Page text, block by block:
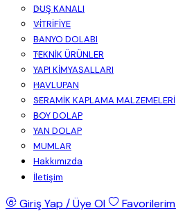
DUŞ KANALI
VİTRİFİYE
BANYO DOLABI
TEKNİK ÜRÜNLER
YAPI KİMYASALLARI
HAVLUPAN
SERAMİK KAPLAMA MALZEMELERİ
BOY DOLAP
YAN DOLAP
MUMLAR
Hakkımızda
İletişim
Giriş Yap / Üye Ol Favorilerim